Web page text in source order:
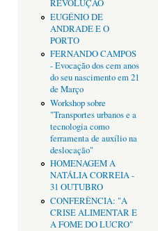
REVOLUÇÃO
EUGÉNIO DE
ANDRADE E O
PORTO
FERNANDO CAMPOS
- Evocação dos cem anos
do seu nascimento em 21
de Março
Workshop sobre
"Transportes urbanos e a
tecnologia como
ferramenta de auxílio na
deslocação"
HOMENAGEM A
NATÁLIA CORREIA -
31 OUTUBRO
CONFERÊNCIA: "A
CRISE ALIMENTAR E
A FOME DO LUCRO"